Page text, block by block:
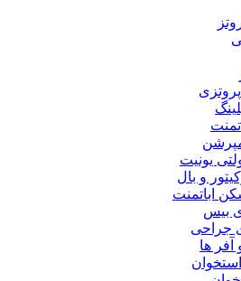
یونیت
و بال
اباتمنت
بیس
جراحی
آفر ها